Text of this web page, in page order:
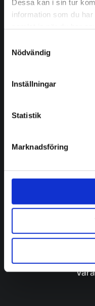
Dessa kan i sin tur
information som du
Nödvändig
Inställningar
Statistik
Marknadsföring
© Dun &